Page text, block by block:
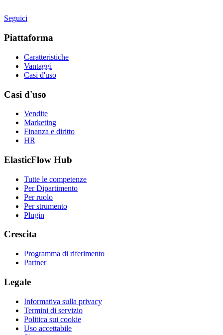
Seguici
Piattaforma
Caratteristiche
Vantaggi
Casi d'uso
Casi d'uso
Vendite
Marketing
Finanza e diritto
HR
ElasticFlow Hub
Tutte le competenze
Per Dipartimento
Per ruolo
Per strumento
Plugin
Crescita
Programma di riferimento
Partner
Legale
Informativa sulla privacy
Termini di servizio
Politica sui cookie
Uso accettabile